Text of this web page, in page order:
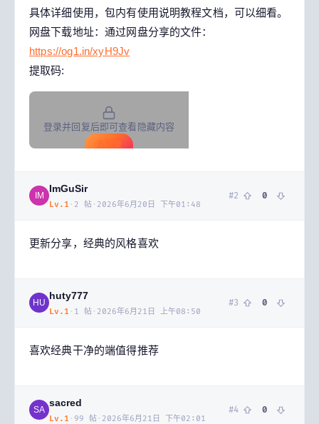
具体详细使用，包内有使用说明教程文档，可以细看。
网盘下载地址：通过网盘分享的文件：
https://og1.in/xyH9Jv
提取码:
登录并回复后即可查看隐藏内容
去登录
IM
ImGuSir
Lv. 1 · 2 帖 · 2026年6月20日 下午01:48
#2 0
更新分享，经典的风格喜欢
HU
huty777
Lv. 1 · 1 帖 · 2026年6月21日 上午08:50
#3 0
喜欢经典干净的端值得推荐
SA
sacred
Lv. 1 · 99 帖 · 2026年6月21日 下午02:01
#4 0